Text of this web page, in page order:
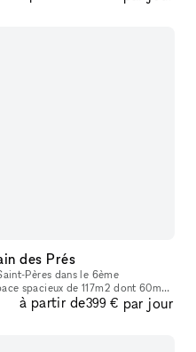
des Prés
Pères dans le 6ème
spacieux de 117m2 dont 60m2
de surface commercial au rez-de-chaussé. La vitrine est large et lu
à partir de399 € par jour